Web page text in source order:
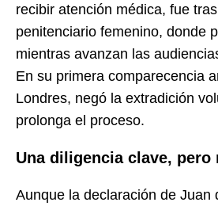
recibir atención médica, fue
penitenciario femenino, donde
mientras avanzan las
En su primera comparecencia
Londres, negó la extradición
prolonga el proceso.
Una diligencia clave,
Aunque la declaración de Juan